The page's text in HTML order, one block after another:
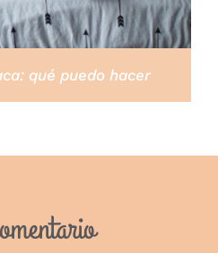
qué puedo hacer